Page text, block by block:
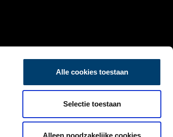
Alle cookies toestaan
Selectie toestaan
Alleen noodzakelijke cookies